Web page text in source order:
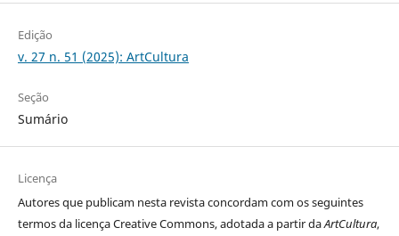
Edição
v. 27 n. 51 (2025): ArtCultura
Seção
Sumário
Licença
Autores que publicam nesta revista concordam com os seguintes
termos da licença Creative Commons, adotada a partir daArtCultura,